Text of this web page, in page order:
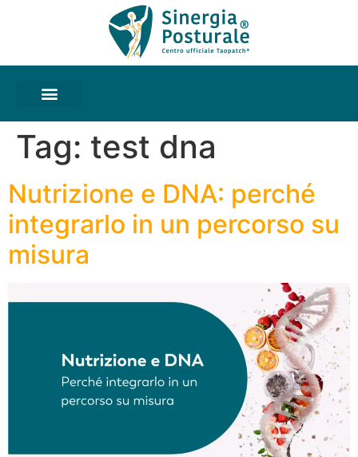
Tag: test dna
Nutrizione e DNA: perché
integrarlo in un percorso su
misura